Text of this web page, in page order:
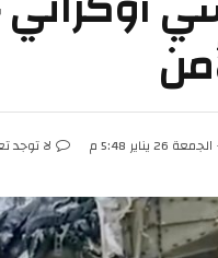
لا توجد تعليقات